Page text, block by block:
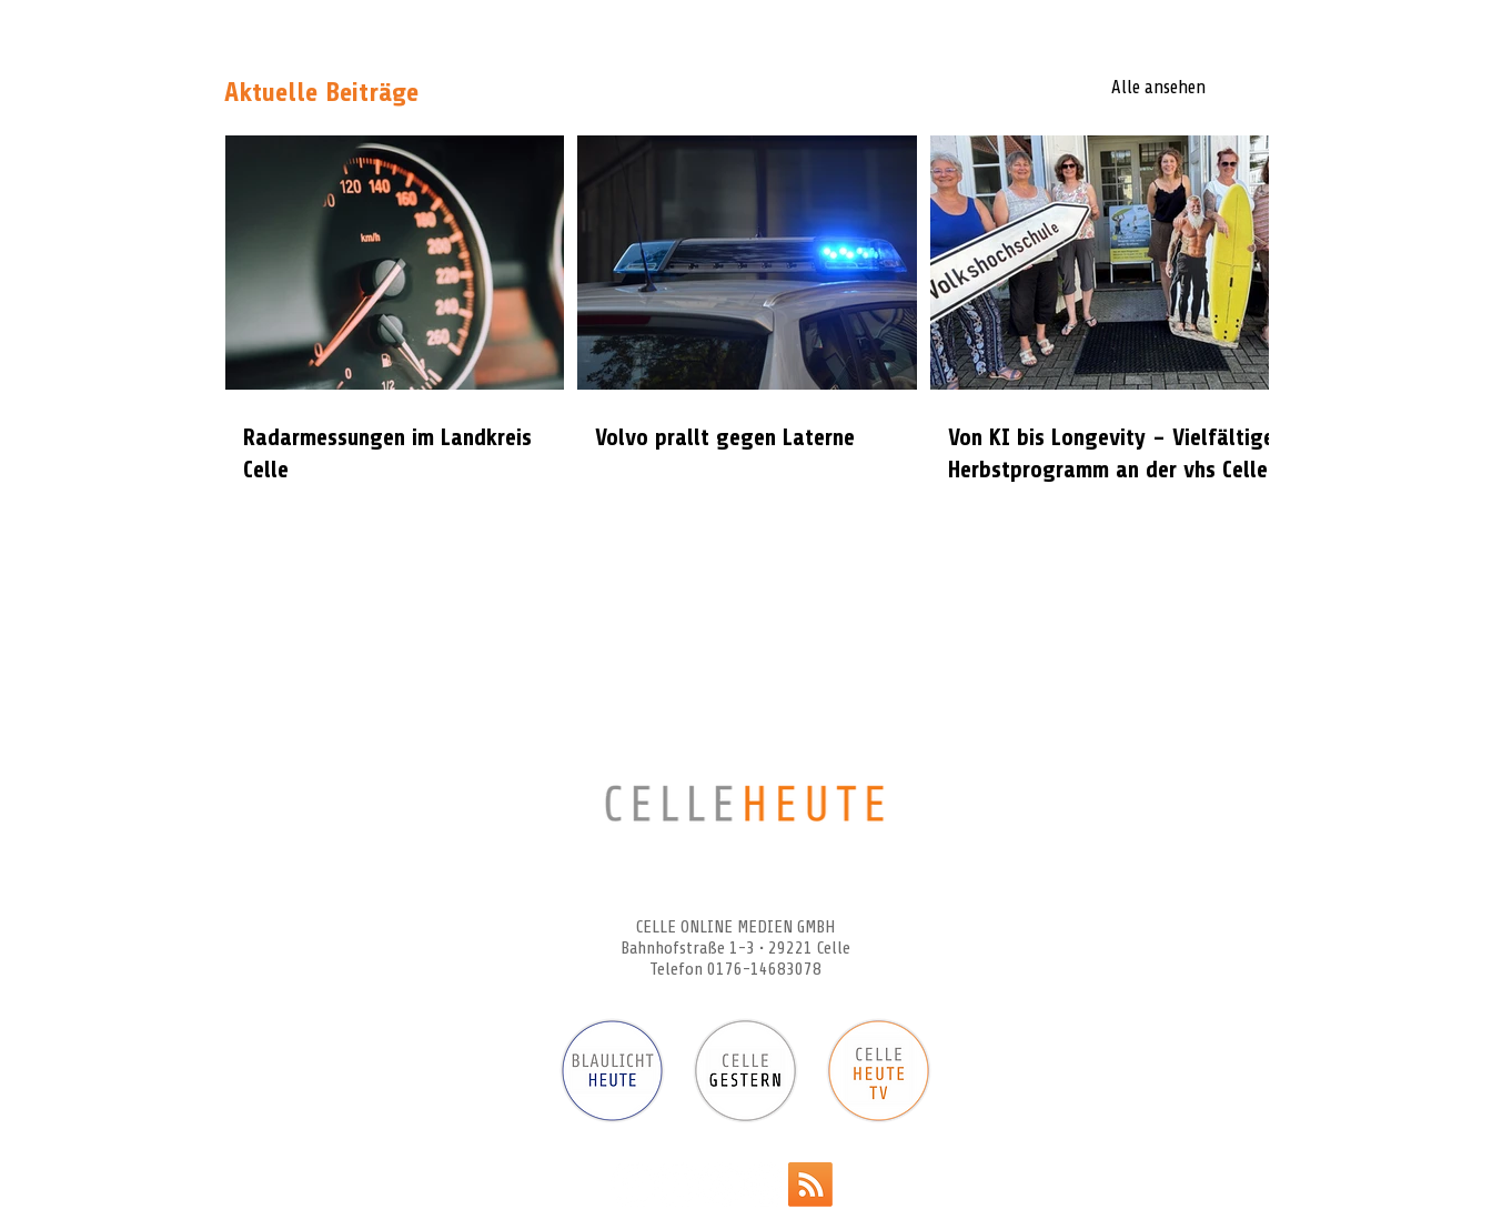
Aktuelle Beiträge Alle ansehen
Radarmessungen im Landkreis
Celle
Volvo prallt gegen Laterne
Von KI bis Longevity – Vielfältiges
Herbstprogramm an der vhs Celle
CELLE ONLINE MEDIEN GMBH
Bahnhofstraße 1-3 • 29221 Celle
Telefon 0176-14683078